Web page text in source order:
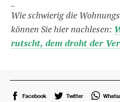
Wie schwierig die
können Sie hier nachlesen:
rutscht, dem droht der
Facebook Twitter